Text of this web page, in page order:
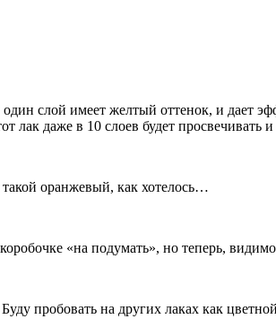
слой имеет желтый оттенок, и дает
лак даже в 10 слоев будет просвечивать
оранжевый, как хотелось…
«на подумать», но теперь,
пробовать на других лаках как